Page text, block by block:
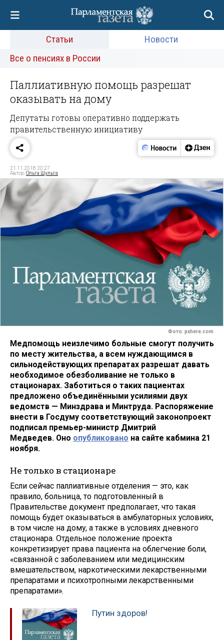
Статьи
Новости
Все о пенсиях в России
Паллиативную помощь разрешат
оказывать на дому
Депутаты готовы оперативно поддержать
правительственную инициативу
21.11.2018 20:27
Автор:Ольга Шульга
Фото: pxhere.com
Медпомощь неизлечимо больные смогут получить
по месту жительства, а всем нуждающимся в
сильнодействующих препаратах разрешат давать
необходимое обезболивание не только в
стационарах. Заботиться о таких пациентах
предложено объединёнными усилиями двух
ведомств — Минздрава и Минтруда. Распоряжение
внести в Госдуму соответствующий законопроект
подписал премьер-министр Дмитрий
Медведев. Оно опубликовано на сайте кабмина 21
ноября.
Не только в стационаре
Если сейчас паллиативные отделения — это, как
правило, больница, то подготовленный в
Правительстве документ предполагает, что такая
помощь будет оказываться в амбулаторных условиях,
в том числе на дому, а также в условиях дневного
стационара. Отдельное положение проекта
конкретизирует права пациента на облегчение боли,
«связанной с заболеванием или медицинским
вмешательством, наркотическими лекарственными
препаратами и психотропными лекарственными
препаратами».
Путин здоров!